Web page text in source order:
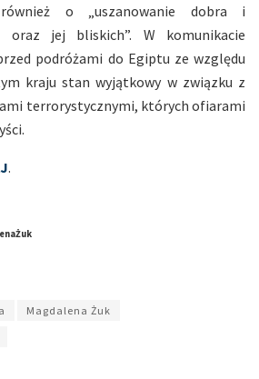
również o „uszanowanie dobra i
oraz jej bliskich”. W komunikacie
podróżami do Egiptu ze względu
kraju stan wyjątkowy w związku z
terrorystycznymi, których ofiarami
.
Magdalena Żuk